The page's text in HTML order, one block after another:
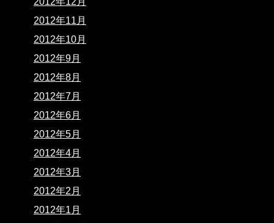
2012年11月
2012年10月
2012年9月
2012年8月
2012年7月
2012年6月
2012年5月
2012年4月
2012年3月
2012年2月
2012年1月